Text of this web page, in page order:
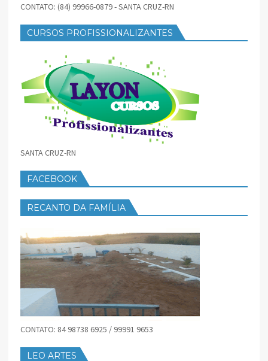
CONTATO: (84) 99966-0879 - SANTA CRUZ-RN
CURSOS PROFISSIONALIZANTES
SANTA CRUZ-RN
FACEBOOK
RECANTO DA FAMÍLIA
CONTATO: 84 98738 6925 / 99991 9653
LEO ARTES